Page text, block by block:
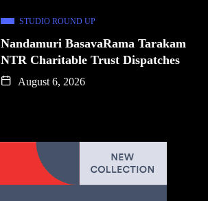
STUDIO ROUND UP
Nandamuri BasavaRama Tarakam
NTR Charitable Trust Dispatches
August 6, 2026